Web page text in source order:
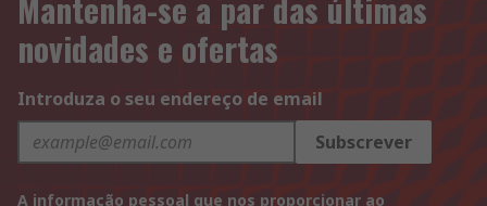
novidades e ofertas
Introduza o seu endereço de email
Subscrever
A informação pessoal que nos proporcionar ao